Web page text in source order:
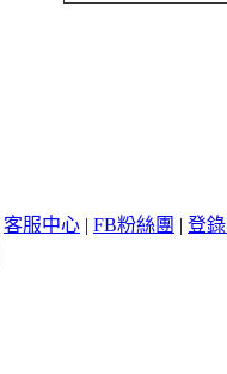
客服中心 | FB粉絲團 | 登